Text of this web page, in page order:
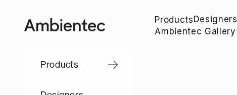
Ambientec
Products Designers
Ambientec Gallery
Products